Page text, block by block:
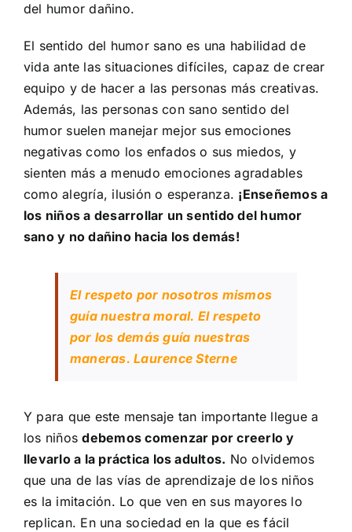
del humor dañino.
El sentido del humor sano es una habilidad de
vida ante las situaciones difíciles, capaz de crear
equipo y de hacer a las personas más creativas.
Además, las personas con sano sentido del
humor suelen manejar mejor sus emociones
negativas como los enfados o sus miedos, y
sienten más a menudo emociones agradables
como alegría, ilusión o esperanza. ¡Enseñemos a
los niños a desarrollar un sentido del humor
sano y no dañino hacia los demás!
El respeto por nosotros mismos
guía nuestra moral. El respeto
por los demás guía nuestras
maneras. Laurence Sterne
Y para que este mensaje tan importante llegue a
los niñosdebemos comenzar por creerlo y
llevarlo a la práctica los adultos. No olvidemos
que una de las vías de aprendizaje de los niños
es la imitación. Lo que ven en sus mayores lo
replican. En una sociedad en la que es fácil